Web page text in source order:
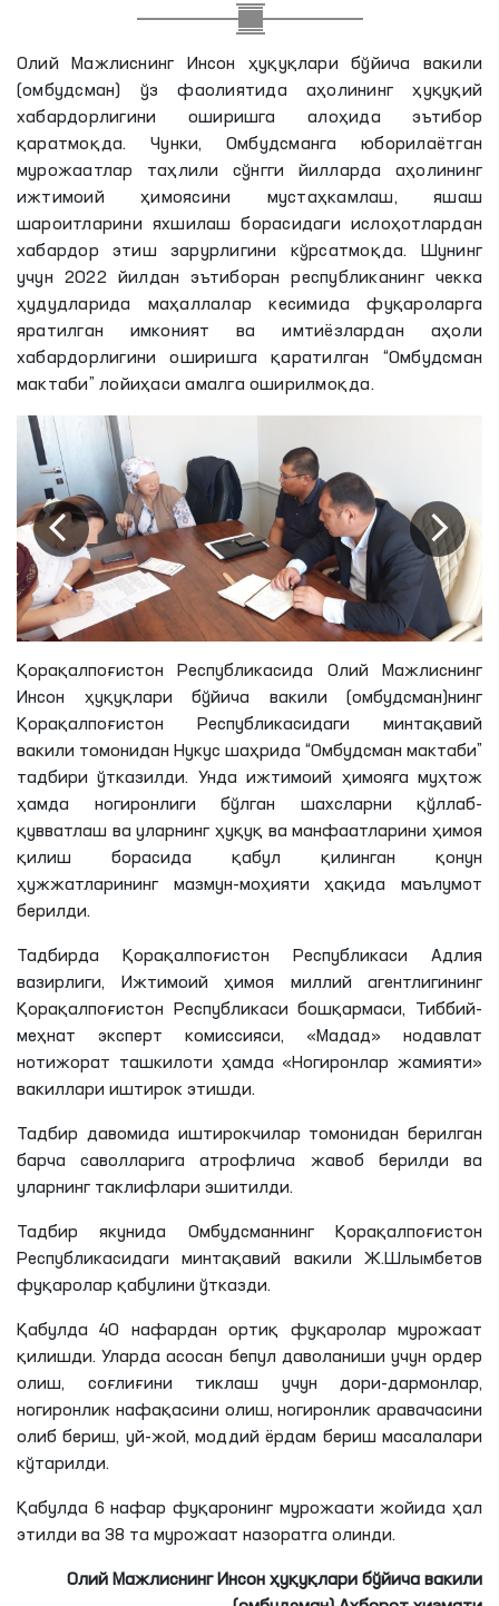
Олий Мажлиснинг Инсон ҳуқуқлари бўйича вакили
(омбудсман) ўз фаолиятида аҳолининг ҳуқуқий
хабардорлигини оширишга алоҳида эътибор
қаратмоқда. Чунки, Омбудсманга юборилаётган
мурожаатлар таҳлили сўнгги йилларда аҳолининг
ижтимоий ҳимоясини мустаҳкамлаш, яшаш
шароитларини яхшилаш борасидаги ислоҳотлардан
хабардор этиш зарурлигини кўрсатмоқда. Шунинг
учун 2022 йилдан эътиборан республиканинг чекка
ҳудудларида маҳаллалар кесимида фуқароларга
яратилган имконият ва имтиёзлардан аҳоли
хабардорлигини оширишга қаратилган “Омбудсман
мактаби” лойиҳаси амалга оширилмоқда.
Қорақалпоғистон Республикасида Олий Мажлиснинг
Инсон ҳуқуқлари бўйича вакили (омбудсман)нинг
Қорақалпоғистон Республикасидаги минтақавий
вакили томонидан Нукус шаҳрида “Омбудсман мактаби”
тадбири ўтказилди. Унда ижтимоий ҳимояга муҳтож
ҳамда ногиронлиги бўлган шахсларни қўллаб-
қувватлаш ва уларнинг ҳуқуқ ва манфаатларини ҳимоя
қилиш борасида қабул қилинган қонун
ҳужжатларининг мазмун-моҳияти ҳақида маълумот
берилди.
Тадбирда Қорақалпоғистон Республикаси Адлия
вазирлиги, Ижтимоий ҳимоя миллий агентлигининг
Қорақалпоғистон Республикаси бошқармаси, Тиббий-
меҳнат эксперт комиссияси, «Мадад» нодавлат
нотижорат ташкилоти ҳамда «Ногиронлар жамияти»
вакиллари иштирок этишди.
Тадбир давомида иштирокчилар томонидан берилган
барча саволларига атрофлича жавоб берилди ва
уларнинг таклифлари эшитилди.
Тадбир якунида Омбудсманнинг Қорақалпоғистон
Республикасидаги минтақавий вакили Ж.Шлымбетов
фуқаролар қабулини ўтказди.
Қабулда 40 нафардан ортиқ фуқаролар мурожаат
қилишди. Уларда асосан бепул даволаниши учун ордер
олиш, соғлиғини тиклаш учун дори-дармонлар,
ногиронлик нафақасини олиш, ногиронлик аравачасини
олиб бериш, уй-жой, моддий ёрдам бериш масалалари
кўтарилди.
Қабулда 6 нафар фуқаронинг мурожаати жойида ҳал
этилди ва 38 та мурожаат назоратга олинди.
Олий Мажлиснинг Инсон ҳуқуқлари бўйича вакили